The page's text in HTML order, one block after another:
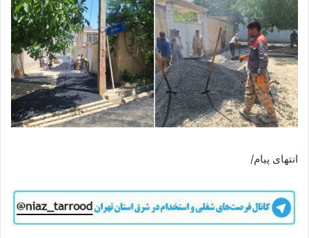
انتهای پیام/